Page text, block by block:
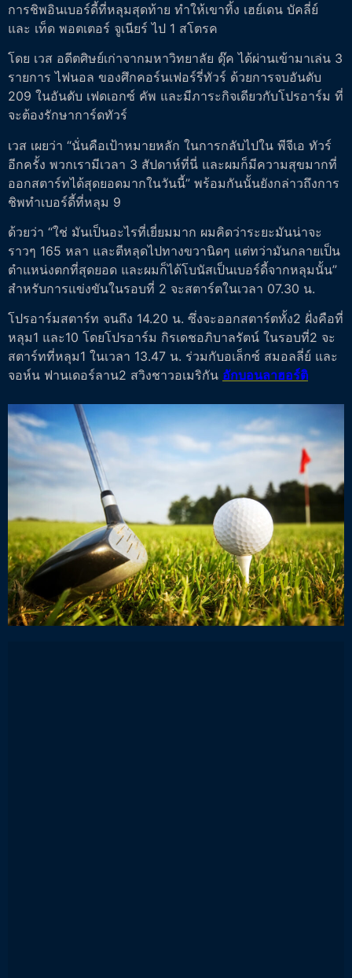
การชิพอินเบอร์ดี้ที่หลุมสุดท้าย ทำให้เขาทิ้ง เฮย์เดน บัคลี่ย์
และ เท็ด พอตเตอร์ จูเนียร์ ไป 1 สโตรค
โดย เวส อดีตศิษย์เก่าจากมหาวิทยาลัย ดุ๊ค ได้ผ่านเข้ามาเล่น 3
รายการ ไฟนอล ของศึกคอร์นเฟอร์รี่ทัวร์ ด้วยการจบอันดับ
209 ในอันดับ เฟดเอกซ์ คัพ และมีภาระกิจเดียวกับโปรอาร์ม ที่
จะต้องรักษาการ์ดทัวร์
เวส เผยว่า “นั่นคือเป้าหมายหลัก ในการกลับไปใน พีจีเอ ทัวร์
อีกครั้ง พวกเรามีเวลา 3 สัปดาห์ที่นี่ และผมก็มีความสุขมากที่
ออกสตาร์ทได้สุดยอดมากในวันนี้” พร้อมกันนั้นยังกล่าวถึงการ
ชิพทำเบอร์ดี้ที่หลุม 9
ด้วยว่า “ใช่ มันเป็นอะไรที่เยี่ยมมาก ผมคิดว่าระยะมันน่าจะ
ราวๆ 165 หลา และตีหลุดไปทางขวานิดๆ แต่ทว่ามันกลายเป็น
ตำแหน่งตกที่สุดยอด และผมก็ได้โบนัสเป็นเบอร์ดี้จากหลุมนั้น”
สำหรับการแข่งขันในรอบที่ 2 จะสตาร์ตในเวลา 07.30 น.
โปรอาร์มสตาร์ท จนถึง 14.20 น. ซึ่งจะออกสตาร์ตทั้ง2 ฝั่งคือที่
หลุม1 และ10 โดยโปรอาร์ม กิรเดชอภิบาลรัตน์ ในรอบที่2 จะ
สตาร์ทที่หลุม1 ในเวลา 13.47 น. ร่วมกับอเล็กซ์ สมอลลี่ย์ และ
จอห์น ฟานเดอร์ลาน2 สวิงชาวอเมริกัน อักบอนลาฮอร์ติ